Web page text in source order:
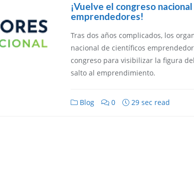
¡Vuelve el congreso
emprendedores!
Tras dos años complicados, los
nacional de científicos
congreso para visibilizar la figura
salto al emprendimiento.
Blog 0 29 sec read